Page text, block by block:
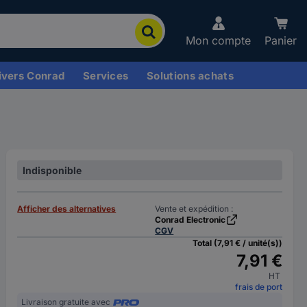
Mon compte Panier
Conrad Services Solutions achats
Indisponible
Afficher des alternatives
Vente et expédition :
Conrad Electronic
CGV
Total (7,91 € / unité(s))
7,91 €
HT
frais de port
Livraison gratuite avec